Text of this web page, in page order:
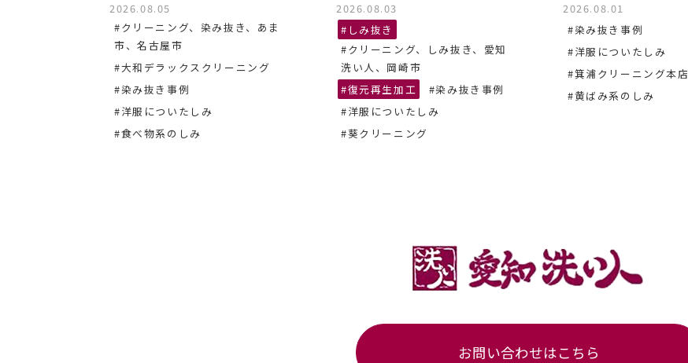
2026.08.05
#クリーニング、染み抜き、あま
市、名古屋市
#大和デラックスクリーニング
#染み抜き事例
#洋服についたしみ
#食べ物系のしみ
2026.08.03
#しみ抜き
#クリーニング、しみ抜き、愛知
洗い人、岡崎市
#復元再生加工
#染み抜き事例
#洋服についたしみ
#葵クリーニング
2026.08.01
#染み抜き事例
#洋服についたしみ
#箕浦クリーニング本店
#黄ばみ系のしみ
お問い合わせはこちら